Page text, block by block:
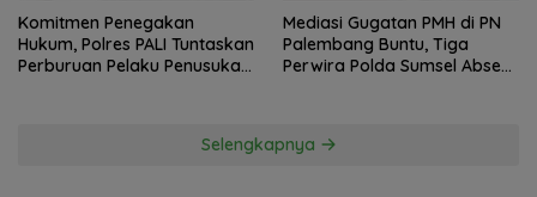
Komitmen Penegakan
Hukum, Polres PALI Tuntaskan
Perburuan Pelaku Penusukan
Mediasi Gugatan PMH di PN
Palembang Buntu, Tiga
Perwira Polda Sumsel Absen,
Selengkapnya